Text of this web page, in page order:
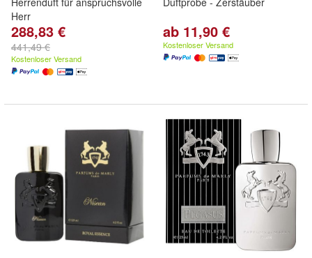
Herr
288,83 €
441,49 €
Kostenloser Versand
ab 11,90 €
Kostenloser Versand